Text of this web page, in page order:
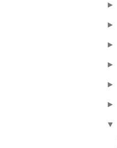
►
►
►
►
►
►
▼